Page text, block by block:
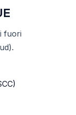
fuori